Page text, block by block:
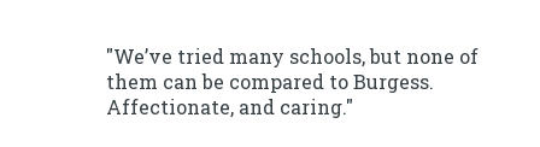
"We’ve tried many schools, but none of
them can be compared to Burgess.
Affectionate, and caring."